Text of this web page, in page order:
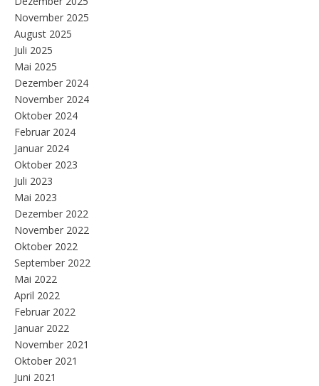
November 2025
August 2025
Juli 2025
Mai 2025
Dezember 2024
November 2024
Oktober 2024
Februar 2024
Januar 2024
Oktober 2023
Juli 2023
Mai 2023
Dezember 2022
November 2022
Oktober 2022
September 2022
Mai 2022
April 2022
Februar 2022
Januar 2022
November 2021
Oktober 2021
Juni 2021